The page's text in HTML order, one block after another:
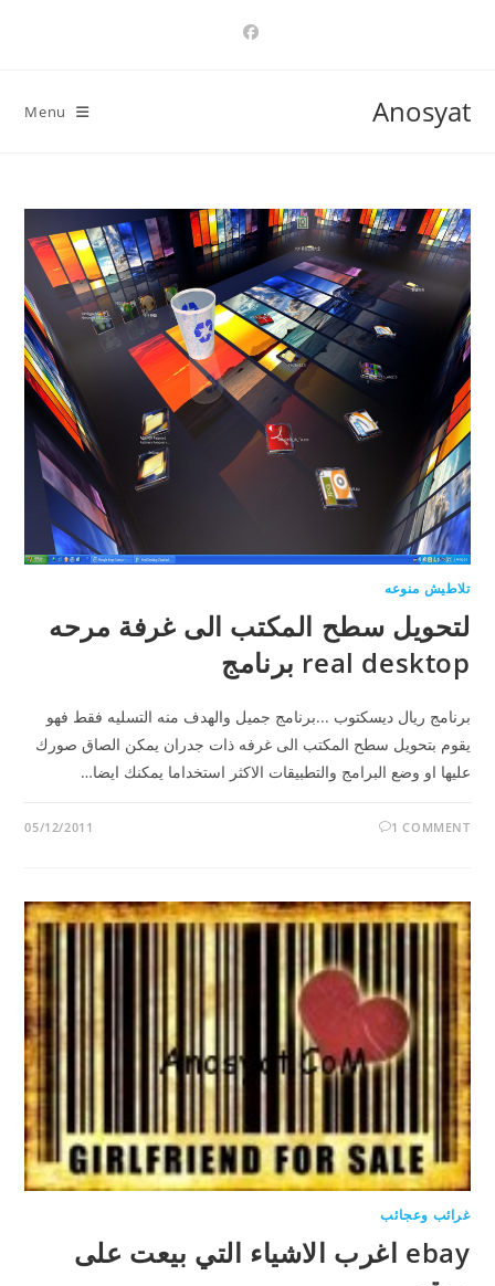
Anosyat
Menu
تلاطيش منوعه
لتحويل سطح المكتب الى غرفة مرحه
real desktop برنامج
برنامج ريال ديسكتوب ...برنامج جميل والهدف منه التسليه فقط فهو
يقوم بتحويل سطح المكتب الى غرفه ذات جدران يمكن الصاق صورك
عليها او وضع البرامج والتطبيقات الاكثر استخداما يمكنك ايضا…
1 COMMENT
05/12/2011
غرائب وعجائب
ebay اغرب الاشياء التي بيعت على